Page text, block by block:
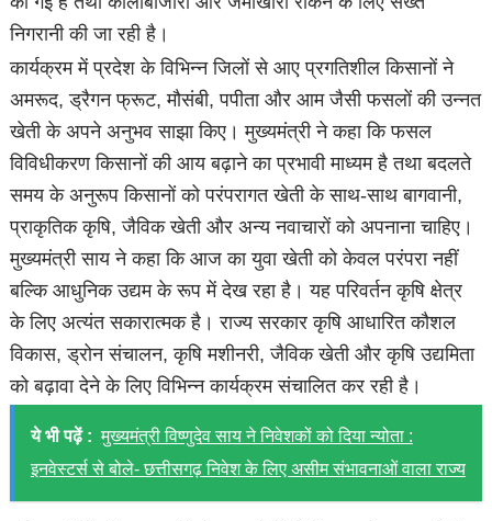
निगरानी की जा रही है।
कार्यक्रम में प्रदेश के विभिन्न जिलों से आए प्रगतिशील किसानों ने
अमरूद, ड्रैगन फ्रूट, मौसंबी, पपीता और आम जैसी फसलों की उन्नत
खेती के अपने अनुभव साझा किए। मुख्यमंत्री ने कहा कि फसल
विविधीकरण किसानों की आय बढ़ाने का प्रभावी माध्यम है तथा बदलते
समय के अनुरूप किसानों को परंपरागत खेती के साथ-साथ बागवानी,
प्राकृतिक कृषि, जैविक खेती और अन्य नवाचारों को अपनाना चाहिए।
मुख्यमंत्री साय ने कहा कि आज का युवा खेती को केवल परंपरा नहीं
बल्कि आधुनिक उद्यम के रूप में देख रहा है। यह परिवर्तन कृषि क्षेत्र
के लिए अत्यंत सकारात्मक है। राज्य सरकार कृषि आधारित कौशल
विकास, ड्रोन संचालन, कृषि मशीनरी, जैविक खेती और कृषि उद्यमिता
को बढ़ावा देने के लिए विभिन्न कार्यक्रम संचालित कर रही है।
ये भी पढ़ें : मुख्यमंत्री विष्णुदेव साय ने निवेशकों को दिया न्योता :
इनवेस्टर्स से बोले- छत्तीसगढ़ निवेश के लिए असीम संभावनाओं वाला राज्य